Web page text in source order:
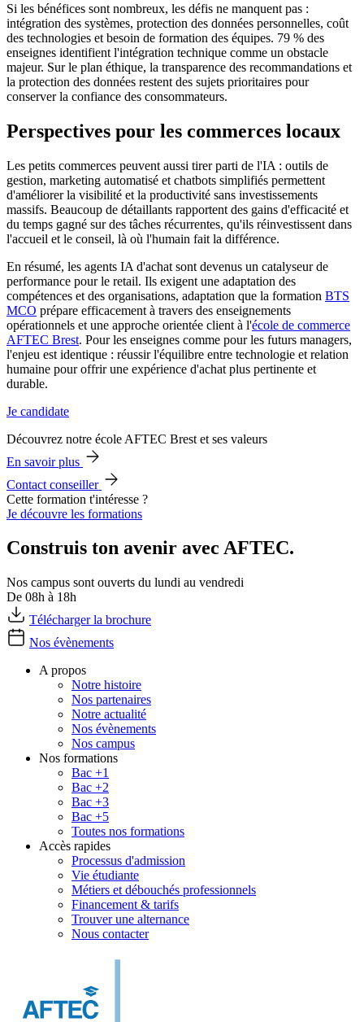
Si les bénéfices sont nombreux, les défis ne manquent pas :
intégration des systèmes, protection des données personnelles, coût
des technologies et besoin de formation des équipes. 79 % des
enseignes identifient l'intégration technique comme un obstacle
majeur. Sur le plan éthique, la transparence des recommandations et
la protection des données restent des sujets prioritaires pour
conserver la confiance des consommateurs.
Perspectives pour les commerces locaux
Les petits commerces peuvent aussi tirer parti de l'IA : outils de
gestion, marketing automatisé et chatbots simplifiés permettent
d'améliorer la visibilité et la productivité sans investissements
massifs. Beaucoup de détaillants rapportent des gains d'efficacité et
du temps gagné sur des tâches récurrentes, qu'ils réinvestissent dans
l'accueil et le conseil, là où l'humain fait la différence.
En résumé, les agents IA d'achat sont devenus un catalyseur de
performance pour le retail. Ils exigent une adaptation des
compétences et des organisations, adaptation que la formation BTS
MCO prépare efficacement à travers des enseignements
opérationnels et une approche orientée client à l'école de commerce
AFTEC Brest. Pour les enseignes comme pour les futurs managers,
l'enjeu est identique : réussir l'équilibre entre technologie et relation
humaine pour offrir une expérience d'achat plus pertinente et
durable.
Je candidate
Découvrez notre école AFTEC Brest et ses valeurs
En savoir plus
Contact conseiller
Cette formation t'intéresse ?
Je découvre les formations
Construis ton avenir avec AFTEC.
Nos campus sont ouverts du lundi au vendredi
De 08h à 18h
Télécharger la brochure
Nos évènements
A propos
Notre histoire
Nos partenaires
Notre actualité
Nos évènements
Nos campus
Nos formations
Bac +1
Bac +2
Bac +3
Bac +5
Toutes nos formations
Accès rapides
Processus d'admission
Vie étudiante
Métiers et débouchés professionnels
Financement & tarifs
Trouver une alternance
Nous contacter